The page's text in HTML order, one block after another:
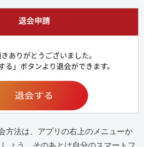
方法は、アプリの右上のメニューか
ょう。そのあとは自分のスマートフ